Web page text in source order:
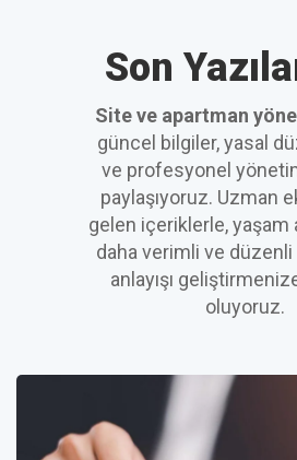
Son
Site ve apartman
güncel bilgiler, yasal
ve profesyonel
paylaşıyoruz. Uzman
gelen içeriklerle, yaşam
daha verimli ve
anlayışı
oluyoruz.